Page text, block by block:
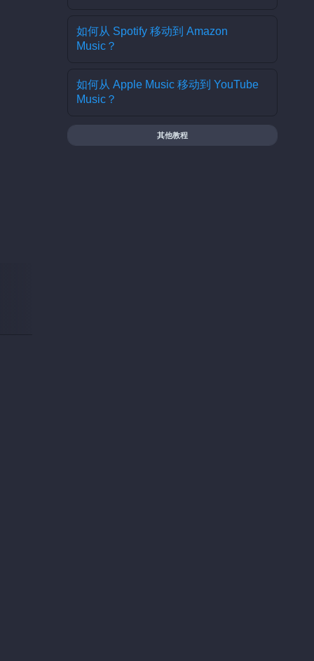
如何从 Spotify 移动到 Amazon
Music？
如何从 Apple Music 移动到 YouTube
Music？
其他教程